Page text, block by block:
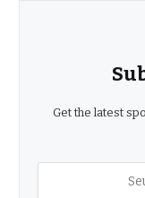
Get the latest